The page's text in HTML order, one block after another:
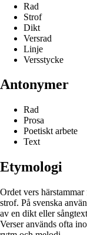
Rad
Strof
Dikt
Versrad
Linje
Versstycke
Antonymer
Rad
Prosa
Poetiskt arbete
Text
Etymologi
Ordet vers
strof. På svenska
av en dikt eller
Verser används ofta